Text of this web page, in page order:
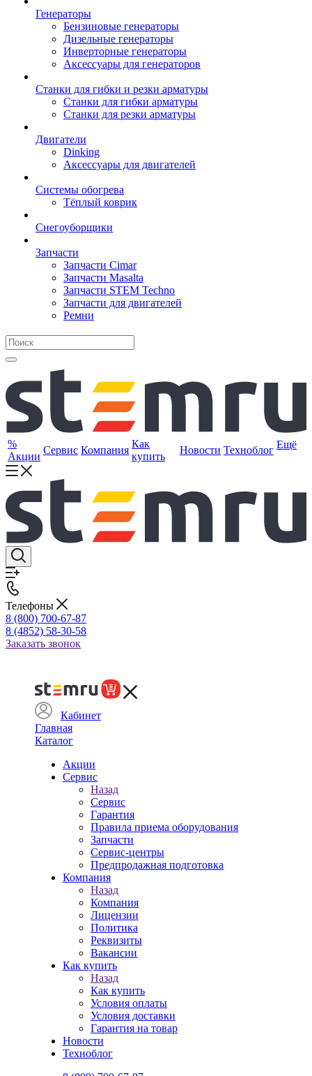
Генераторы
Бензиновые генераторы
Дизельные генераторы
Инверторные генераторы
Аксессуары для генераторов
Станки для гибки и резки арматуры
Станки для гибки арматуры
Станки для резки арматуры
Двигатели
Dinking
Аксессуары для двигателей
Системы обогрева
Тёплый коврик
Снегоуборщики
Запчасти
Запчасти Cimar
Запчасти Masalta
Запчасти STEM Techno
Запчасти для двигателей
Ремни
%
Акции
Сервис Компания
Как
купить
Новости Техноблог Ещё
Телефоны
8 (800) 700-67-87
8 (4852) 58-30-58
Заказать звонок
Кабинет
Главная
Каталог
Акции
Сервис
Назад
Сервис
Гарантия
Правила приема оборудования
Запчасти
Сервис-центры
Предпродажная подготовка
Компания
Назад
Компания
Лицензии
Политика
Реквизиты
Вакансии
Как купить
Назад
Как купить
Условия оплаты
Условия доставки
Гарантия на товар
Новости
Техноблог